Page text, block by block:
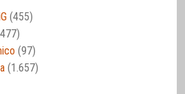
(455)
(97)
(1.657)